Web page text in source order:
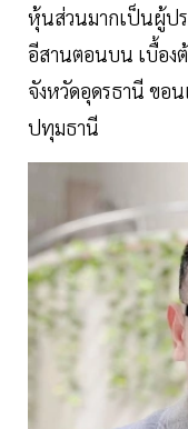
หุ้นส่วนมากเป็นผู้ปร
อีสานตอนบน เบื้อง
จังหวัดอุดรธานี ขอ
ปทุมธานี